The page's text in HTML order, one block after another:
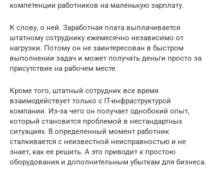
компетенции работников на маленькую зарплату.
К слову, о ней. Заработная плата выплачивается
штатному сотруднику ежемесячно независимо от
нагрузки. Потому он не заинтересован в быстром
выполнении задач и может получать деньги просто за
присутствие на рабочем месте.
Кроме того, штатный сотрудник все время
взаимодействует только с IT-инфраструктурой
компании. Из-за чего он получает однобокий опыт,
который становится проблемой в нестандартных
ситуациях. В определенный момент работник
сталкивается с неизвестной неисправностью и не
знает, как ее решить. А это приводит к простою
оборудования и дополнительным убыткам для бизнеса.